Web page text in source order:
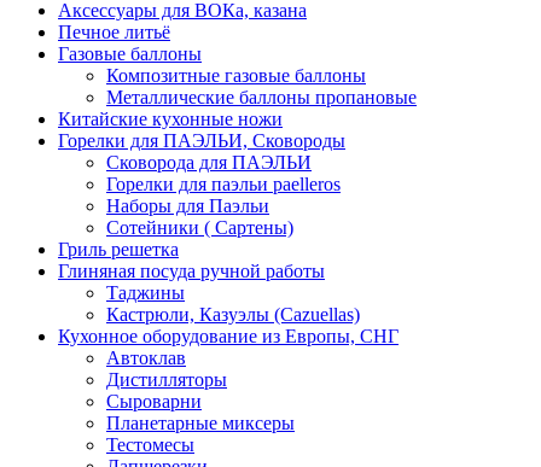
Аксессуары для ВОКа, казана
Печное литьё
Газовые баллоны
Композитные газовые баллоны
Металлические баллоны пропановые
Китайские кухонные ножи
Горелки для ПАЭЛЬИ, Сковороды
Сковорода для ПАЭЛЬИ
Горелки для паэльи paelleros
Наборы для Паэльи
Сотейники ( Сартены)
Гриль решетка
Глиняная посуда ручной работы
Таджины
Кастрюли, Казуэлы (Cazuellas)
Кухонное оборудование из Европы, СНГ
Автоклав
Дистилляторы
Сыроварни
Планетарные миксеры
Тестомесы